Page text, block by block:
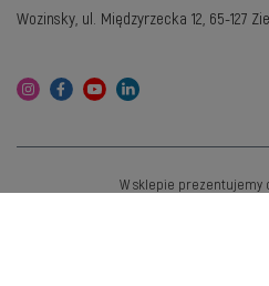
Wozinsky, ul. Międzyrzecka 12, 65-127
W sklepie prezentujemy